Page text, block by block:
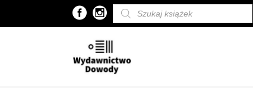
Wyszukiwarka
produktów